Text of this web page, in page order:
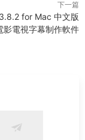
下一篇
for Mac 中文版
影電視字幕制作軟件